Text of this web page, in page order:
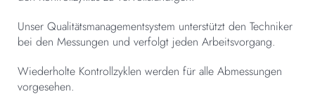
Unser Qualitätsmanagementsystem unterstützt den Techniker
bei den Messungen und verfolgt jeden Arbeitsvorgang.
Wiederholte Kontrollzyklen werden für alle Abmessungen
vorgesehen.